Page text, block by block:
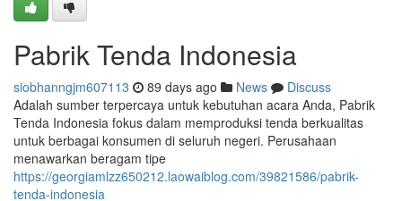
Pabrik Tenda Indonesia
siobhanngjm607113 89 days ago News
Discuss
Adalah sumber terpercaya untuk kebutuhan acara Anda, Pabrik
Tenda Indonesia fokus dalam memproduksi tenda berkualitas
untuk berbagai konsumen di seluruh negeri. Perusahaan
menawarkan beragam tipe
https://georgiamlzz650212.laowaiblog.com/39821586/pabrik-
tenda-indonesia